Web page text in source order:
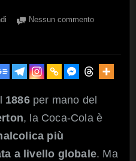
Nessun commentosu
storia
segreti
dietro
ricetta
1886per mano del
, la Coca-Cola è
più
a livello globale. Ma